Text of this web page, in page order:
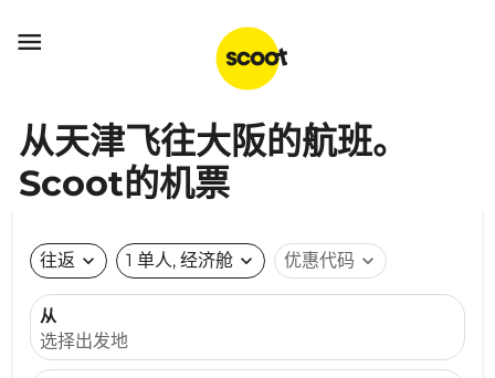

从天津飞往大阪的航班。
Scoot的机票
往返 expand_more 1 单人, 经济舱 expand_more 优惠代码 expand_more
从
选择出发地